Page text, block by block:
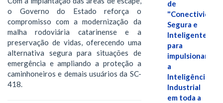
o Governo do Estado reforça o
compromisso com a modernização da
malha rodoviária catarinense e a
preservação de vidas, oferecendo uma
alternativa segura para situações de
emergência e ampliando a proteção a
caminhoneiros e demais usuários da SC-
418.
de
"Conectividade
Segura e
Inteligente"
para
impulsionar
a
Inteligência
Industrial
em toda a